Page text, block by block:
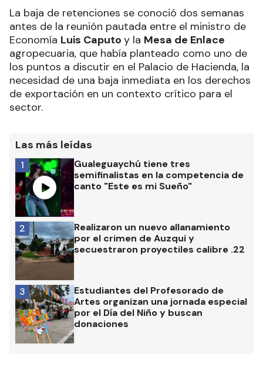
La baja de retenciones se conoció dos semanas
antes de la reunión pautada entre el ministro de
Economía Luis Caputo y la Mesa de Enlace
agropecuaria, que había planteado como uno de
los puntos a discutir en el Palacio de Hacienda, la
necesidad de una baja inmediata en los derechos
de exportación en un contexto crítico para el
sector.
Las más leídas
Gualeguaychú tiene tres
semifinalistas en la competencia de
canto "Este es mi Sueño"
1
Realizaron un nuevo allanamiento
por el crimen de Auzqui y
secuestraron proyectiles calibre .22
2
Estudiantes del Profesorado de
Artes organizan una jornada especial
por el Día del Niño y buscan
donaciones
3